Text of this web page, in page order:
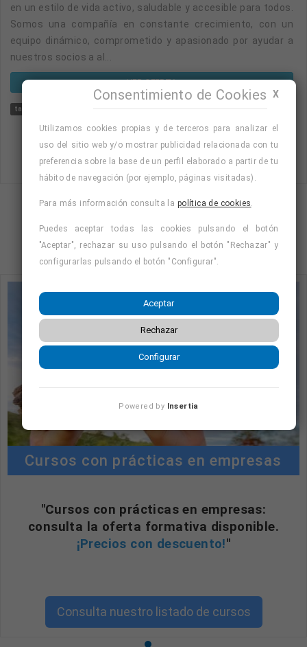
en un estilo de vida activo, saludable y accesible para todos.
Somos una compañía en constante crecimiento, con un
equipo dinámico, comprometido y apasionado por ayudar a
nuestros socios a al...
VER OFERTA
tafad jornada parcial contrato indefinido indefinido
Cursos con prácticas en empresas
"Cursos con prácticas en empresas:
consulta la oferta formativa disponible.
¡Precios con descuento!"
Consulta nuestro listado de cursos
X
Consentimiento de Cookies
Utilizamos cookies propias y de terceros para analizar el
uso del sitio web y/o mostrar publicidad relacionada con tu
preferencia sobre la base de un perfil elaborado a partir de tu
hábito de navegación (por ejemplo, páginas visitadas).
Para más información consulta la política de cookies.
Puedes aceptar todas las cookies pulsando el botón
"Aceptar", rechazar su uso pulsando el botón "Rechazar" y
configurarlas pulsando el botón "Configurar".
Aceptar
Rechazar
Configurar
Powered by Insertia